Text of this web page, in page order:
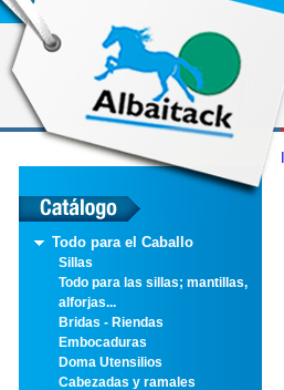
Todo para el Caballo
Sillas
Todo para las sillas; mantillas,
alforjas...
Bridas - Riendas
Embocaduras
Doma Utensilios
Cabezadas y ramales